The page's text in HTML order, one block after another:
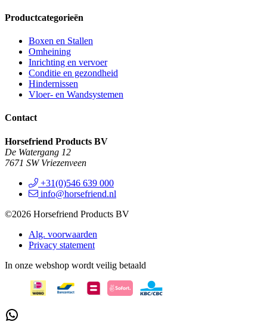
Productcategorieën
Boxen en Stallen
Omheining
Inrichting en vervoer
Conditie en gezondheid
Hindernissen
Vloer- en Wandsystemen
Contact
Horsefriend Products BV
De Watergang 12
7671 SW Vriezenveen
+31(0)546 639 000
info@horsefriend.nl
©2026 Horsefriend Products BV
Alg. voorwaarden
Privacy statement
In onze webshop wordt veilig betaald